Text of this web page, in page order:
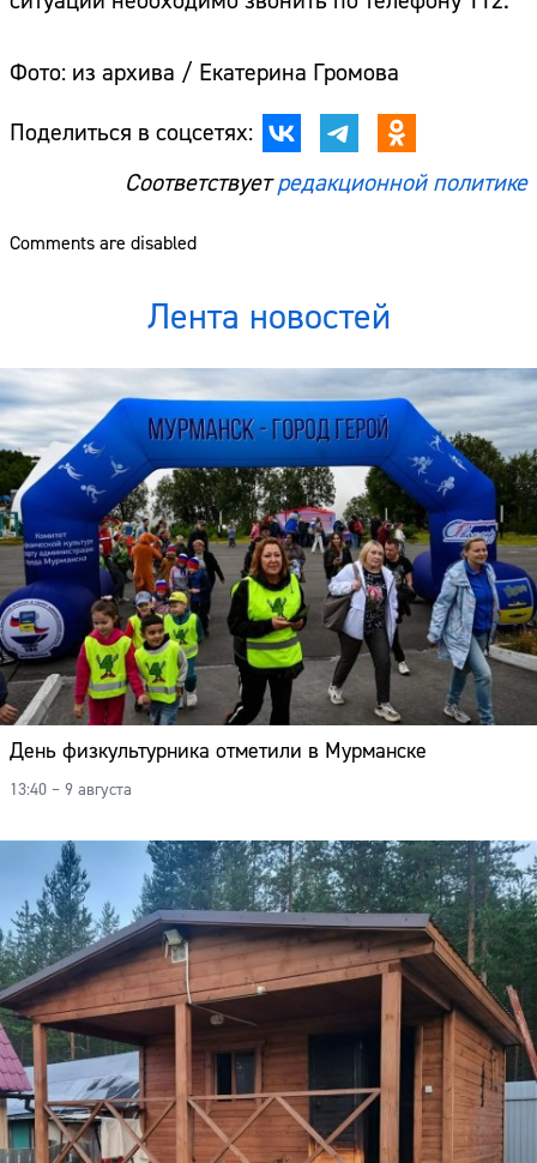
Фото: из архива / Екатерина Громова
Поделиться в соцсетях:
Соответствуетредакционной политике
Comments are disabled
Лента новостей
День физкультурника отметили в Мурманске
13:40 – 9 августа